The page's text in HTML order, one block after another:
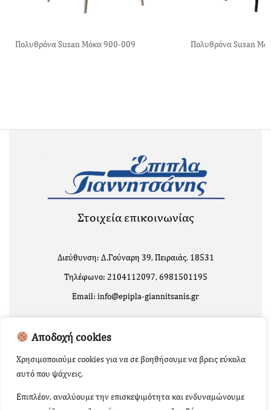
Αποδοχή cookies
Χρησιμοποιούμε cookies για να σε βοηθήσουμε να βρεις εύκολα
αυτό που ψάχνεις.
Επιπλέον, αναλύουμε την επισκεψιμότητα και ενδυναμώνουμε
Πολυθρόνα Susan Μόκα 900-009 Πολυθρόνα Susan
Στοιχεία επικοινωνίας
Διεύθυνση: Δ.Γούναρη 39, Πειραιάς, 18531
Τηλέφωνο: 2104112097, 6981501195
Email: info@epipla-giannitsanis.gr